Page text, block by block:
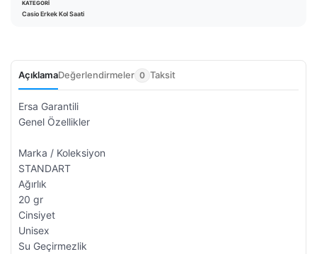
KATEGORI
Casio Erkek Kol Saati
AçıklamaDeğerlendirmeler 0 Taksit
Ersa Garantili
Genel Özellikler
Marka / Koleksiyon
STANDART
Ağırlık
20 gr
Cinsiyet
Unisex
Su Geçirmezlik